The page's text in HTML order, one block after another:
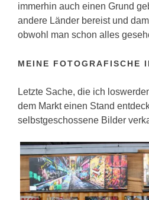
immerhin auch einen Grund
andere Länder bereist und
obwohl man schon alles
MEINE FOTOGRAFISCHE
Letzte Sache, die ich
dem Markt einen Stand
selbstgeschossene Bilder